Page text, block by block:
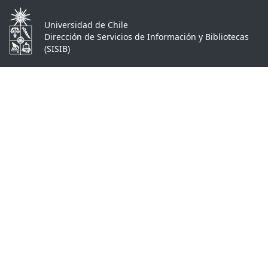
Universidad de Chile
Dirección de Servicios de Información y Bibliotecas
(SISIB)